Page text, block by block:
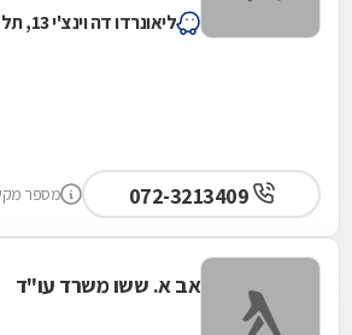
ליאונרדו דה וינצ'י 13, תל אביב
מספר
אב א. ששו משרד עו"ד